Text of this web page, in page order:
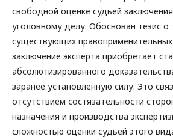
свободной оценке судьей
уголовному делу. Обоснован тезис о
существующих правоприменительных
заключение эксперта приобретает
абсолютизированного
заранее установленную силу. Это
отсутствием состязательности
назначения и производства
сложностью оценки судьей этого